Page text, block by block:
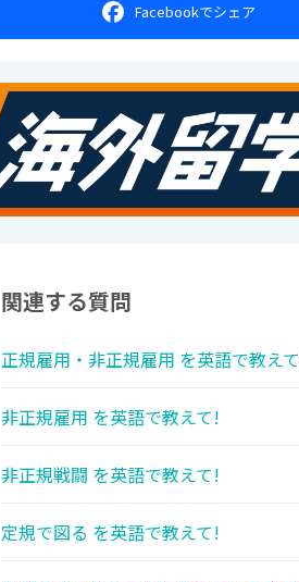
Facebookでシェア
関連する質問
正規雇用・非正規雇用 を英語で教え
非正規雇用 を英語で教えて!
非正規戦闘 を英語で教えて!
定規で図る を英語で教えて!